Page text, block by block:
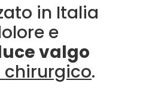
in Italia
e
valgo
chirurgico.